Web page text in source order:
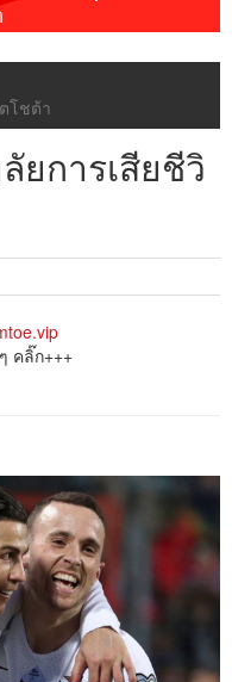
โชต้า
ยการเสียชีวิ
คลิ๊ก+++